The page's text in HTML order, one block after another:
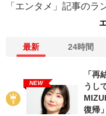
「エンタメ」記事のラ
最新 24時間
NEW
「
うし
復帰